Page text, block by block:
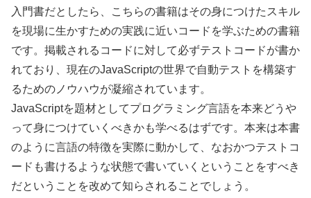
入門書だとしたら、こちらの書籍はその身につけたスキル
を現場に生かすための実践に近いコードを学ぶための書籍
です。掲載されるコードに対して必ずテストコードが書か
れており、現在のJavaScriptの世界で自動テストを構築す
るためのノウハウが凝縮されています。
JavaScriptを題材としてプログラミング言語を本来どうや
って身につけていくべきかも学べるはずです。本来は本書
のように言語の特徴を実際に動かして、なおかつテストコ
ードも書けるような状態で書いていくということをすべき
だということを改めて知らされることでしょう。